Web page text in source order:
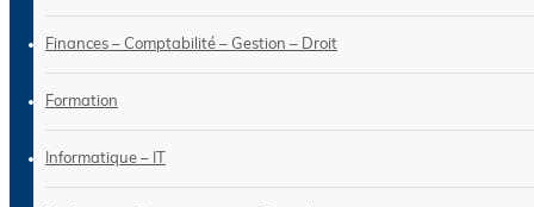
Finances – Comptabilité – Gestion – Droit
Formation
Informatique – IT